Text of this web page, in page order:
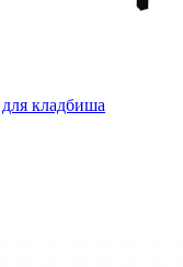
кладбиша